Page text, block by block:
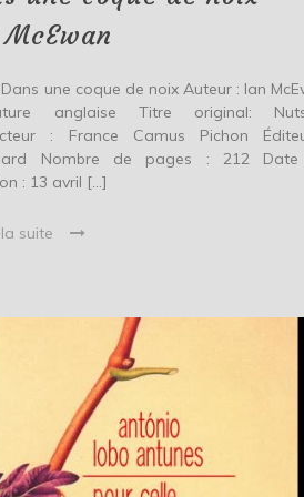
Ian
une coque de noix Auteur : Ian
anglaise Titre original:
: France Camus Pichon
Nombre de pages : 212
: 13 avril […]
suite